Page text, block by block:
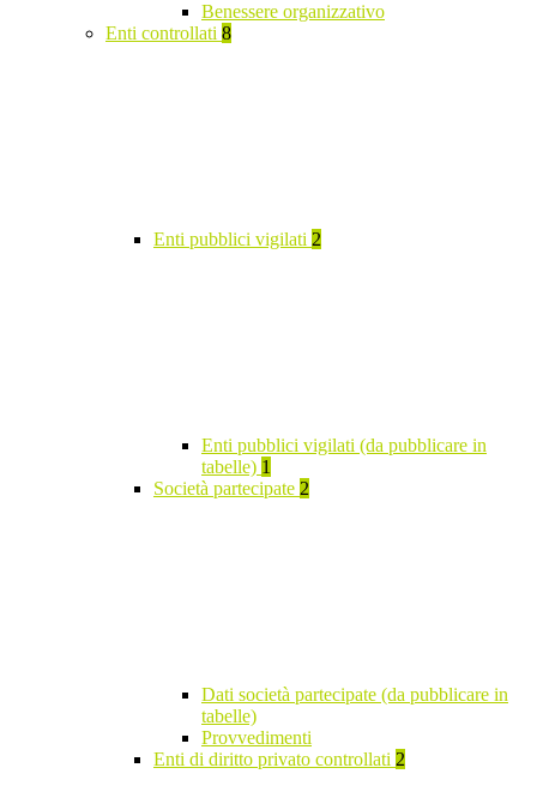
Benessere organizzativo
Enti controllati 8
Enti pubblici vigilati 2
Enti pubblici vigilati (da pubblicare in
tabelle) 1
Società partecipate 2
Dati società partecipate (da pubblicare in
tabelle)
Provvedimenti
Enti di diritto privato controllati 2